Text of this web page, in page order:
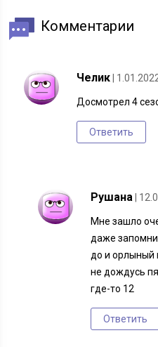
Комментарии
Челик |
Досмотрел 4
Ответить
Рушана |
Мне зашло
даже
до и орлыный
не дождусь
где-то 12
Ответить